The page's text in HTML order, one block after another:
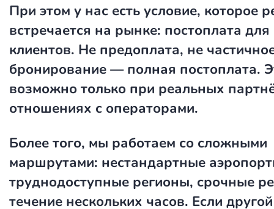
При этом у нас есть условие, которое
встречается на рынке: постоплата
клиентов. Не предоплата, не
бронирование — полная постоплата.
возможно только при реальных
отношениях с операторами.
Более того, мы работаем со сложными
маршрутами: нестандартные
труднодоступные регионы, срочные
течение нескольких часов. Если